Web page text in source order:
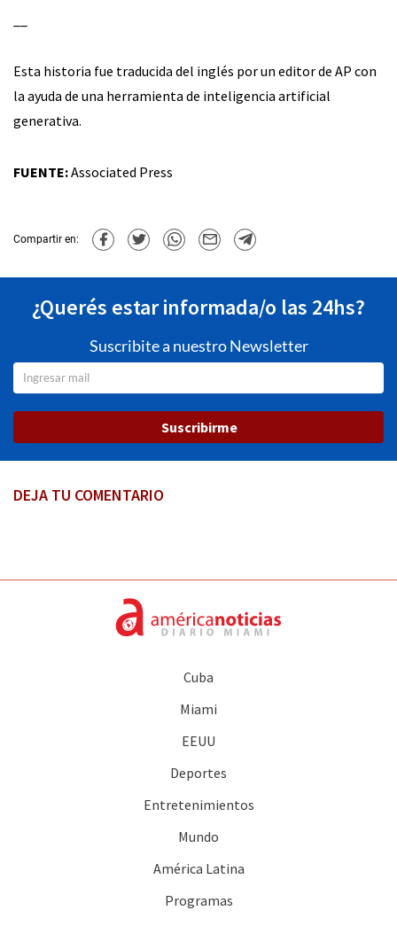
Esta historia fue traducida del inglés por un editor de AP con
la ayuda de una herramienta de inteligencia artificial
generativa.
FUENTE:Associated Press
Compartir en:
¿Querés estar informada/o las 24hs?
Suscribite a nuestro Newsletter
Suscribirme
DEJA TU COMENTARIO
Cuba
Miami
EEUU
Deportes
Entretenimientos
Mundo
América Latina
Programas